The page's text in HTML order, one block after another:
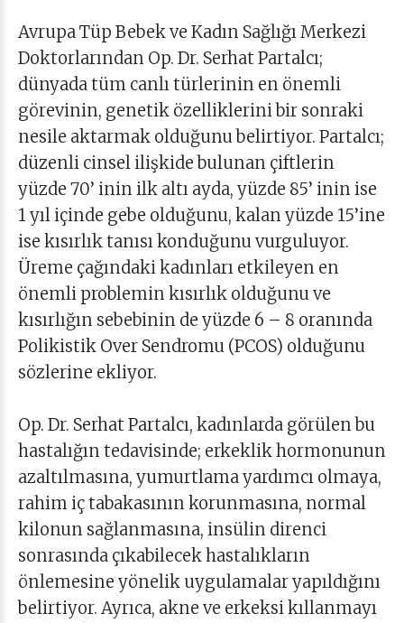
Avrupa Tüp Bebek ve Kadın Sağlığı Merkezi
Doktorlarından Op. Dr. Serhat Partalcı;
dünyada tüm canlı türlerinin en önemli
görevinin, genetik özelliklerini bir sonraki
nesile aktarmak olduğunu belirtiyor. Partalcı;
düzenli cinsel ilişkide bulunan çiftlerin
yüzde 70’ inin ilk altı ayda, yüzde 85’ inin ise
1 yıl içinde gebe olduğunu, kalan yüzde 15’ine
ise kısırlık tanısı konduğunu vurguluyor.
Üreme çağındaki kadınları etkileyen en
önemli problemin kısırlık olduğunu ve
kısırlığın sebebinin de yüzde 6 – 8 oranında
Polikistik Over Sendromu (PCOS) olduğunu
sözlerine ekliyor.
Op. Dr. Serhat Partalcı, kadınlarda görülen bu
hastalığın tedavisinde; erkeklik hormonunun
azaltılmasına, yumurtlama yardımcı olmaya,
rahim iç tabakasının korunmasına, normal
kilonun sağlanmasına, insülin direnci
sonrasında çıkabilecek hastalıkların
önlemesine yönelik uygulamalar yapıldığını
belirtiyor. Ayrıca, akne ve erkeksi kıllanmayı